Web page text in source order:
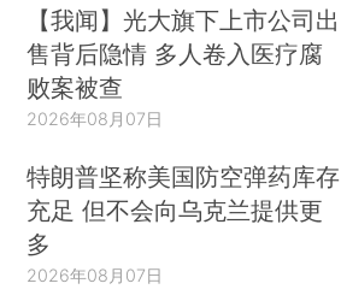
【我闻】光大旗下上市公司出
售背后隐情 多人卷入医疗腐
败案被查
2026年08月07日
特朗普坚称美国防空弹药库存
充足 但不会向乌克兰提供更
多
2026年08月07日